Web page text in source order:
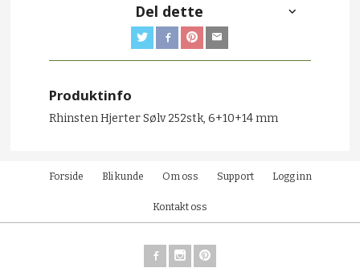
Del dette
Produktinfo
Rhinsten Hjerter Sølv 252stk,6+10+14 mm
Forside Bli kunde Om oss Support Logg inn
Kontakt oss